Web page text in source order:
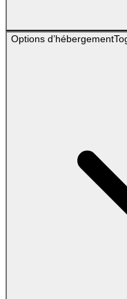
Options d’hébergement